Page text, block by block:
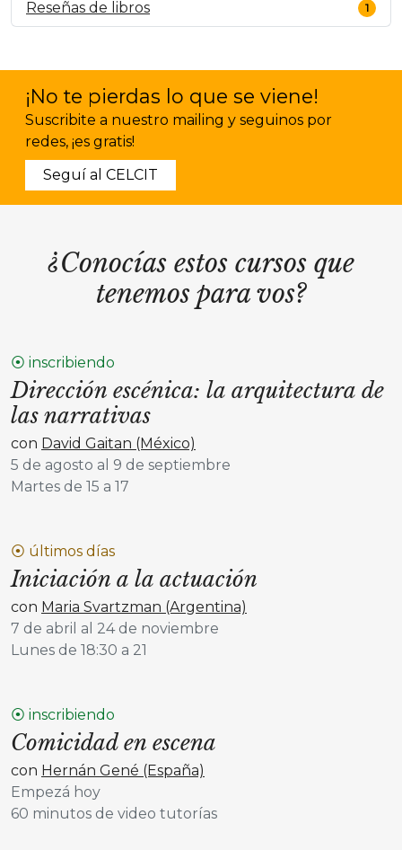
Reseñas de libros 1
¡No te pierdas lo que se viene!
Suscribite a nuestro mailing y seguinos por
redes, ¡es gratis!
Seguí al CELCIT
¿Conocías estos cursos que
tenemos para vos?
⦿ inscribiendo
Dirección escénica: la arquitectura de
las narrativas
con David Gaitan (México)
5 de agosto al 9 de septiembre
Martes de 15 a 17
⦿ últimos días
Iniciación a la actuación
con Maria Svartzman (Argentina)
7 de abril al 24 de noviembre
Lunes de 18:30 a 21
⦿ inscribiendo
Comicidad en escena
con Hernán Gené (España)
Empezá hoy
60 minutos de video tutorías